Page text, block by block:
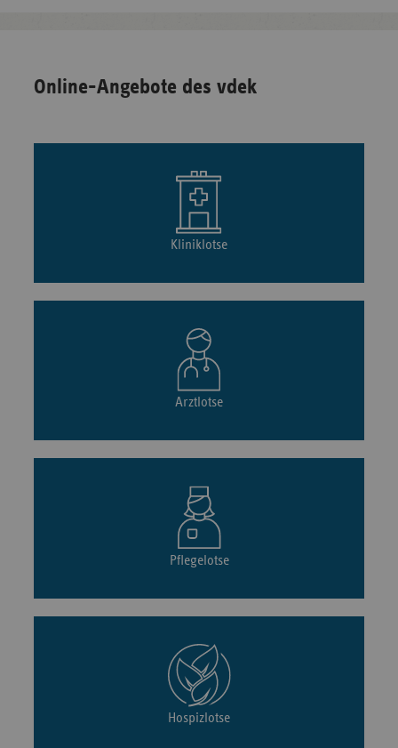
Online-Angebote des vdek
Kliniklotse
Arztlotse
Pflegelotse
Hospizlotse